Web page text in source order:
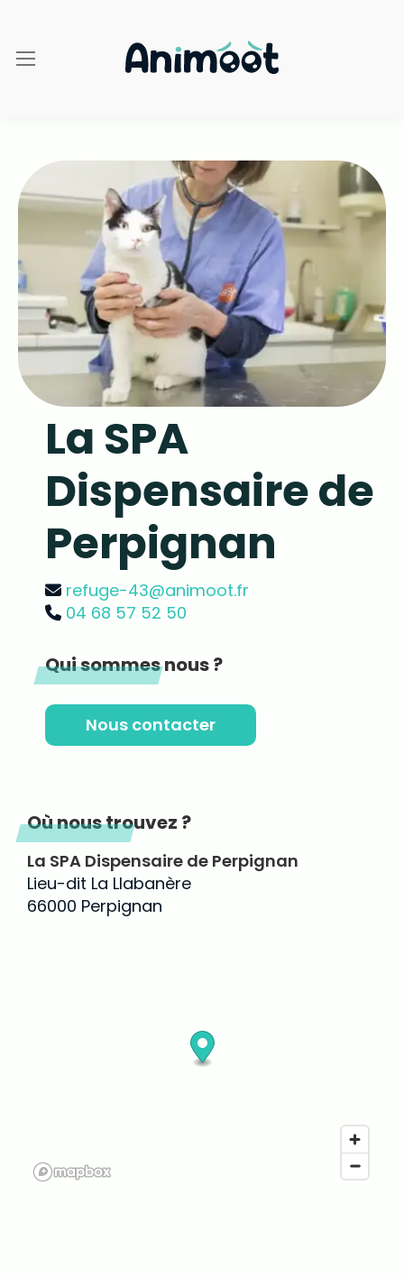
La SPA
Dispensaire de
Perpignan
refuge-43@animoot.fr
04 68 57 52 50
Qui sommes nous ?
Nous contacter
Où nous trouvez ?
La SPA Dispensaire de Perpignan
Lieu-dit La Llabanère
66000 Perpignan